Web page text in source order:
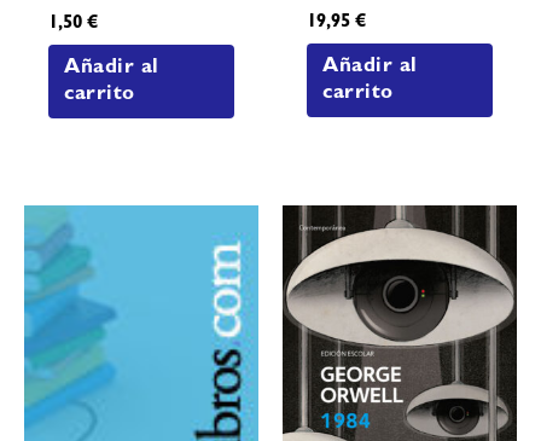
1,50€
Añadir al
carrito
19,95€
Añadir al
carrito